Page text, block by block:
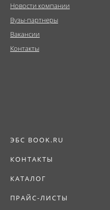
Новости компании
Вузы-партнеры
Вакансии
Контакты
ЭБС BOOK.RU
КОНТАКТЫ
КАТАЛОГ
ПРАЙС-ЛИСТЫ